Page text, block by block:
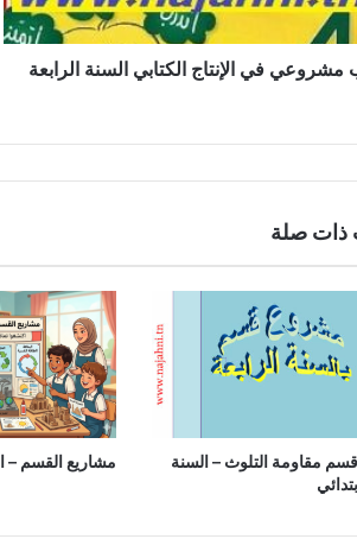
مشروعي في الإنتاج الكتابي السنة الرابعة
ذات صلة
مقاومة التلوث – السنة
مشاريع القسم –